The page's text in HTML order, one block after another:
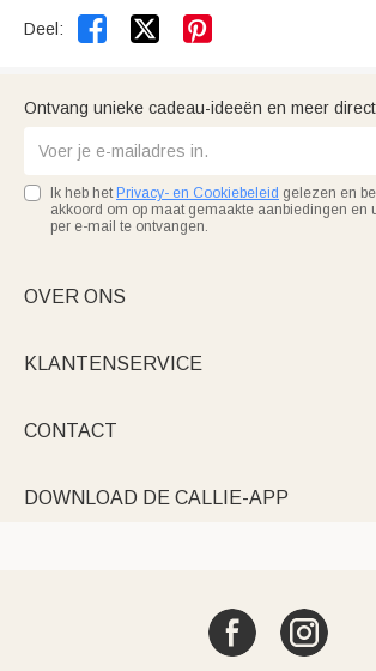
Deel:  
Ontvang unieke cadeau-ideeën en meer
Ik heb het Privacy- en Cookiebeleid gelezen en
akkoord om op maat gemaakte aanbiedingen en
per e-mail te ontvangen.
OVER ONS
KLANTENSERVICE
CONTACT
DOWNLOAD DE CALLIE-APP